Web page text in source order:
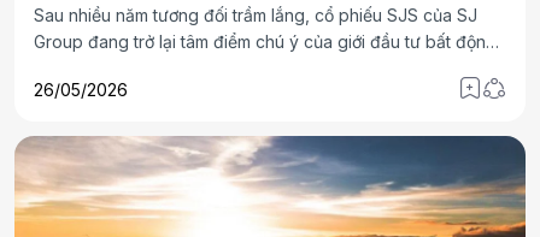
Sau nhiều năm tương đối trầm lắng, cổ phiếu SJS của SJ
Group đang trở lại tâm điểm chú ý của giới đầu tư bất động
tâm này không xuất phát từ những đợt “sóng” đầu cơ ngắn
tái khởi động các đại dự án phía Tây Hà Nội và quá trình
chuyển đổi mô hình phát triển của doanh nghiệp.
26/05/2026